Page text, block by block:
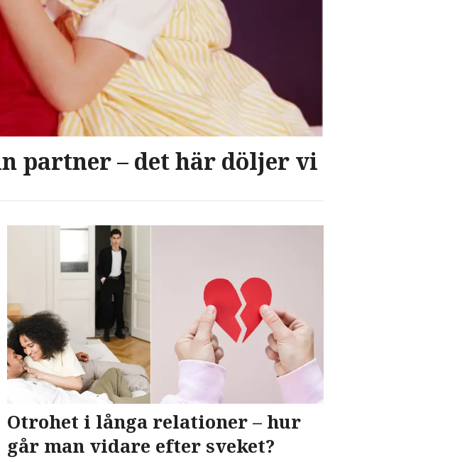
partner – det här döljer vi
Otrohet i långa relationer – hur
går man vidare efter sveket?